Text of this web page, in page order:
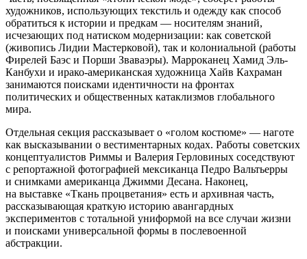
художников, использующих текстиль и одежду как способ
обратиться к истории и предкам — носителям знаний,
исчезающих под натиском модернизации: как советской
(живопись Лидии Мастерковой), так и колониальной (работы
Фирелей Баэс и Порши Зваваэры). Марроканец Хамид Эль-
Канбухи и ирако-американская художница Хайв Кахраман
занимаются поисками идентичности на фронтах
политических и общественных катаклизмов глобального
мира.
Отдельная секция рассказывает о «голом костюме» — наготе
как высказывании о вестиментарных кодах. Работы советских
концептуалистов Риммы и Валерия Герловиных соседствуют
с репортажной фотографией мексиканца Педро Вальтьерры
и снимками американца Джимми Десана. Наконец,
на выставке «Ткань процветания» есть и архивная часть,
рассказывающая краткую историю авангардных
экспериментов с тотальной униформой на все случаи жизни
и поисками универсальной формы в послевоенной
абстракции.